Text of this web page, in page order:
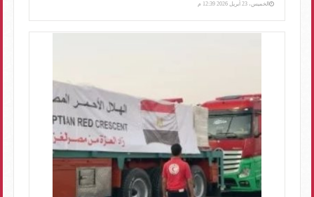
الخميس، 23 أبريل 2026 12:39 م